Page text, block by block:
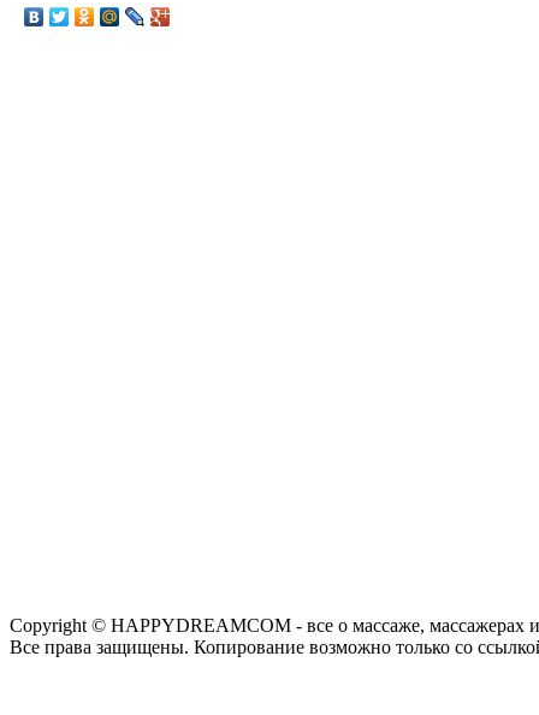
Copyright © HAPPYDREAMCOM - все о массаже, массажерах и
Все права защищены. Копирование возможно только со